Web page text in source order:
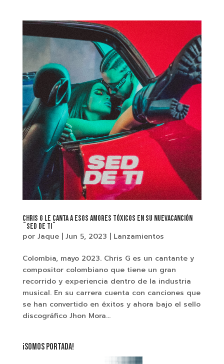
Chris G le canta a esos amores tóxicos en su nuevacanción
¨Sed De Ti¨
por Jaque| Jun 5, 2023 | Lanzamientos
Colombia, mayo 2023. Chris G es un cantante y
compositor colombiano que tiene un gran
recorrido y experiencia dentro de la industria
musical. En su carrera cuenta con canciones que
se han convertido en éxitos y ahora bajo el sello
discográfico Jhon Mora...
¡SOMOS PORTADA!